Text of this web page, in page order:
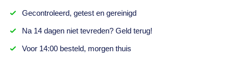
Gecontroleerd, getesten gereinigd
Na 14 dagenniet tevreden? Geld terug!
Voor 14:00 besteld, morgen thuis